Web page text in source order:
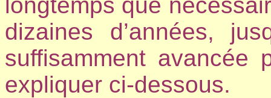
dizaines d’années,
suffisamment
expliquer ci-dessous.